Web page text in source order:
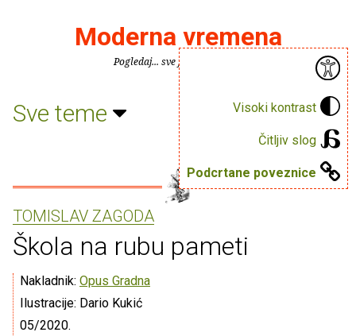
Visoki kontrast
Čitljiv slog
Podcrtane poveznice
Moderna vremena
Pogledaj... sve je puno knjiga.
Sve teme
TOMISLAV ZAGODA
Škola na rubu pameti
Nakladnik: Opus Gradna
Ilustracije: Dario Kukić
05/2020.